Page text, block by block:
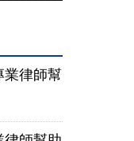
業律師幫